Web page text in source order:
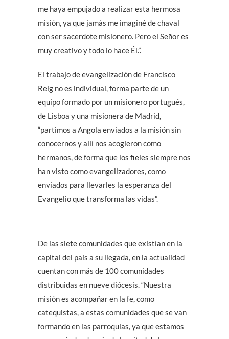
me haya empujado a realizar esta hermosa
misión, ya que jamás me imaginé de chaval
con ser sacerdote misionero. Pero el Señor es
muy creativo y todo lo hace Él.”.
El trabajo de evangelización de Francisco
Reig no es individual, forma parte de un
equipo formado por un misionero portugués,
de Lisboa y una misionera de Madrid,
“partimos a Angola enviados a la misión sin
conocernos y allí nos acogieron como
hermanos, de forma que los fieles siempre nos
han visto como evangelizadores, como
enviados para llevarles la esperanza del
Evangelio que transforma las vidas”.
De las siete comunidades que existían en la
capital del país a su llegada, en la actualidad
cuentan con más de 100 comunidades
distribuidas en nueve diócesis. “Nuestra
misión es acompañar en la fe, como
catequistas, a estas comunidades que se van
formando en las parroquias, ya que estamos